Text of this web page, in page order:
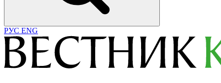
РУС ENG